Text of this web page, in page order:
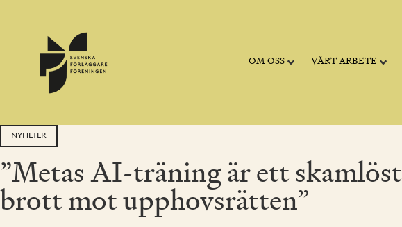
OM OSS VÅRT ARBETE
NYHETER
”Metas AI-träning är ett skamlöst
brott mot upphovsrätten”